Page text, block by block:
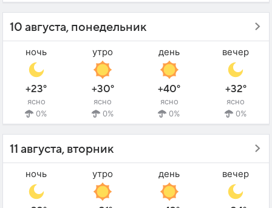
10 августа, понедельник
ночь
+23°
ясно
0%
утро
+30°
ясно
0%
день
+40°
ясно
0%
вечер
+32°
ясно
0%
11 августа, вторник
ночь утро день вечер